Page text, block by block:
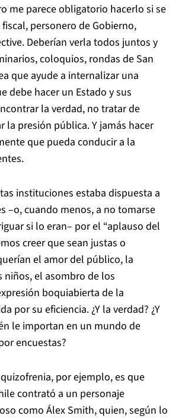
me parece obligatorio hacerlo si se
personero de Gobierno,
Deberían verla todos juntos y
coloquios, rondas de San
que ayude a internalizar una
debe hacer un Estado y sus
la verdad, no tratar de
la presión pública. Y jamás hacer
que pueda conducir a la
instituciones estaba dispuesta a
–o, cuando menos, a no tomarse
si lo eran– por el “aplauso del
creer que sean justas o
el amor del público, la
niños, el asombro de los
boquiabierta de la
por su eficiencia. ¿Y la verdad? ¿Y
le importan en un mundo de
encuestas?
por ejemplo, es que
contrató a un personaje
como Álex Smith, quien, según lo